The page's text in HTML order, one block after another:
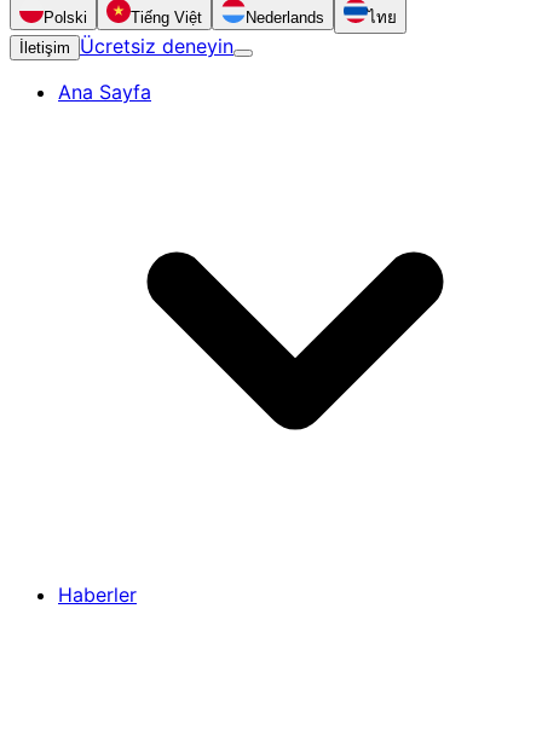
Polski
Tiếng Việt Nederlands
ไทย
İletişim
Ücretsiz deneyin
Ana Sayfa
Haberler